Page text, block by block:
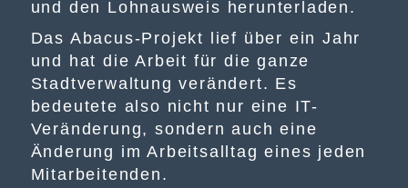
und den Lohnausweis herunterladen.
Das Abacus-Projekt lief über ein Jahr
und hat die Arbeit für die ganze
Stadtverwaltung verändert. Es
bedeutete also nicht nur eine IT-
Veränderung, sondern auch eine
Änderung im Arbeitsalltag eines jeden
Mitarbeitenden.